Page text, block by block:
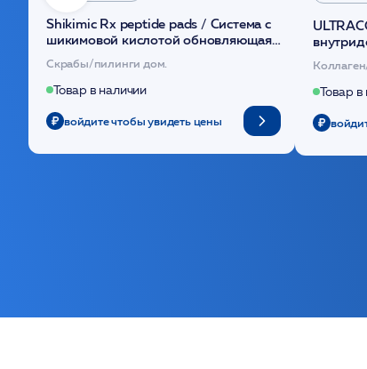
Shikimic Rx peptide pads / Cистема с
шикимовой кислотой обновляющая
(30шт) /HP
Скрабы/пилинги дом.
Товар в наличии
войдите чтобы увидеть цены
основе
Товар в